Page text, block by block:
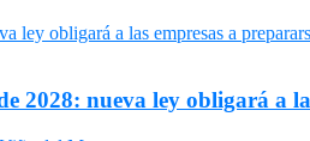
2028: nueva ley obligará a